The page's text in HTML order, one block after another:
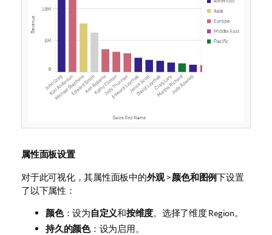
属性面板设置
对于此可视化，其属性面板中的外观>颜色和图例下设置
了以下属性：
颜色：设为自定义和按维度。选择了维度Region。
持久的颜色：设为启用。